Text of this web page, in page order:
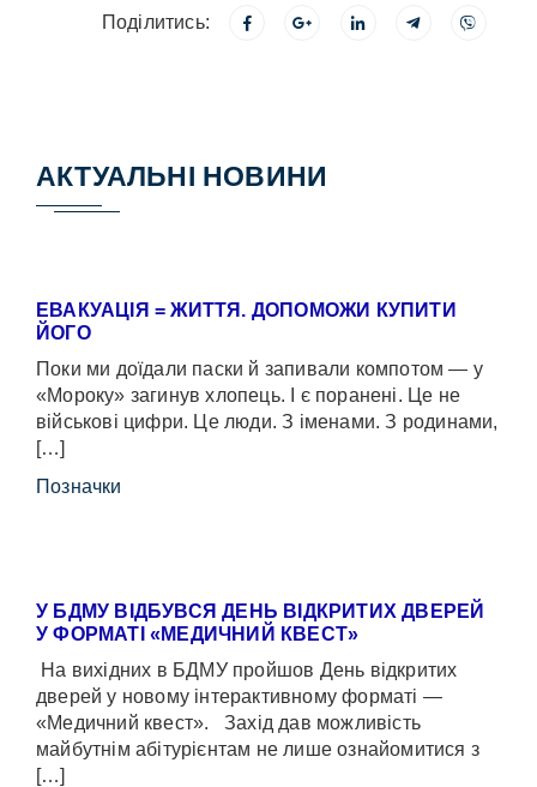
Поділитись:
АКТУАЛЬНІ НОВИНИ
ЕВАКУАЦІЯ = ЖИТТЯ. ДОПОМОЖИ КУПИТИ
ЙОГО
Поки ми доїдали паски й запивали компотом — у
«Мороку» загинув хлопець. І є поранені. Це не
військові цифри. Це люди. З іменами. З родинами,
[…]
Позначки
У БДМУ ВІДБУВСЯ ДЕНЬ ВІДКРИТИХ ДВЕРЕЙ
У ФОРМАТІ «МЕДИЧНИЙ КВЕСТ»
На вихідних в БДМУ пройшов День відкритих
дверей у новому інтерактивному форматі —
«Медичний квест». Захід дав можливість
майбутнім абітурієнтам не лише ознайомитися з
[…]